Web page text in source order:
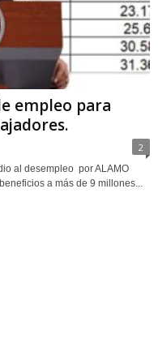
empleo para
2
al desempleo por ALAMO
a más de 9 millones...